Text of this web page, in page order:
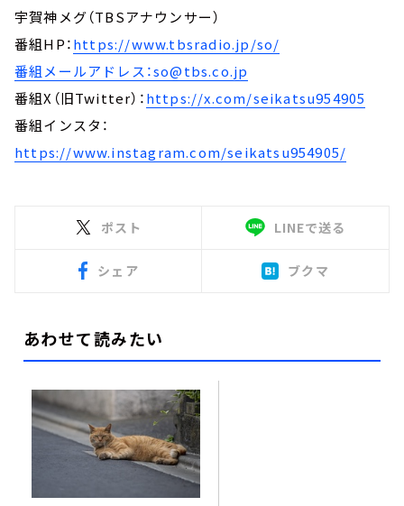
宇賀神メグ（TBSアナウンサー）
番組HP：https://www.tbsradio.jp/so/
番組メールアドレス：so@tbs.co.jp
番組X（旧Twitter）：https://x.com/seikatsu954905
番組インスタ：
https://www.instagram.com/seikatsu954905/
ポスト LINEで送る
シェア ブクマ
あわせて読みたい